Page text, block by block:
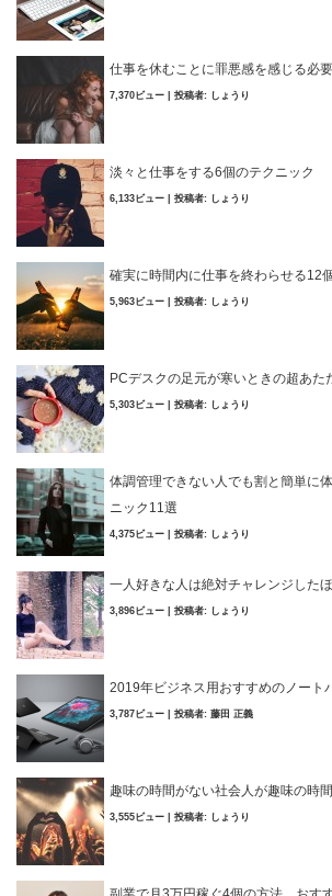
仕事を休むことに罪悪感を感じる必
7,370ビュー 投稿者: しょうり
淡々と仕事をする6個のテクニック
6,133ビュー 投稿者: しょうり
確実に時間内に仕事を終わらせる12
5,963ビュー 投稿者: しょうり
PCデスクの足元が寒いときの超あた
5,303ビュー 投稿者: しょうり
体調管理できない人でも割と簡単に
ニック11選
4,375ビュー 投稿者: しょうり
一人好きな人は絶対チャレンジした
3,896ビュー 投稿者: しょうり
2019年ビジネス用おすすめのノート
3,787ビュー 投稿者: 藤田 正義
趣味の時間がない社会人が趣味の時
3,555ビュー 投稿者: しょうり